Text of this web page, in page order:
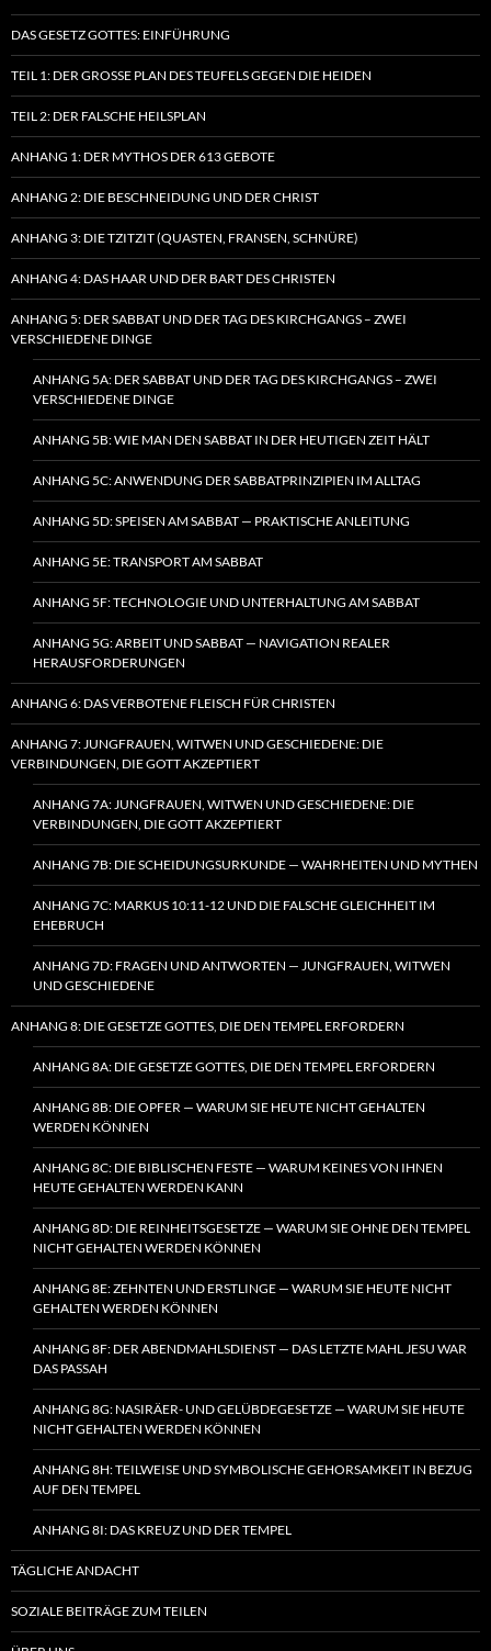
DAS GESETZ GOTTES: EINFÜHRUNG
TEIL 1: DER GROSSE PLAN DES TEUFELS GEGEN DIE HEIDEN
TEIL 2: DER FALSCHE HEILSPLAN
ANHANG 1: DER MYTHOS DER 613 GEBOTE
ANHANG 2: DIE BESCHNEIDUNG UND DER CHRIST
ANHANG 3: DIE TZITZIT (QUASTEN, FRANSEN, SCHNÜRE)
ANHANG 4: DAS HAAR UND DER BART DES CHRISTEN
ANHANG 5: DER SABBAT UND DER TAG DES KIRCHGANGS – ZWEI
VERSCHIEDENE DINGE
ANHANG 5A: DER SABBAT UND DER TAG DES KIRCHGANGS – ZWEI
VERSCHIEDENE DINGE
ANHANG 5B: WIE MAN DEN SABBAT IN DER HEUTIGEN ZEIT HÄLT
ANHANG 5C: ANWENDUNG DER SABBATPRINZIPIEN IM ALLTAG
ANHANG 5D: SPEISEN AM SABBAT — PRAKTISCHE ANLEITUNG
ANHANG 5E: TRANSPORT AM SABBAT
ANHANG 5F: TECHNOLOGIE UND UNTERHALTUNG AM SABBAT
ANHANG 5G: ARBEIT UND SABBAT — NAVIGATION REALER
HERAUSFORDERUNGEN
ANHANG 6: DAS VERBOTENE FLEISCH FÜR CHRISTEN
ANHANG 7: JUNGFRAUEN, WITWEN UND GESCHIEDENE: DIE
VERBINDUNGEN, DIE GOTT AKZEPTIERT
ANHANG 7A: JUNGFRAUEN, WITWEN UND GESCHIEDENE: DIE
VERBINDUNGEN, DIE GOTT AKZEPTIERT
ANHANG 7B: DIE SCHEIDUNGSURKUNDE — WAHRHEITEN UND MYTHEN
ANHANG 7C: MARKUS 10:11-12 UND DIE FALSCHE GLEICHHEIT IM
EHEBRUCH
ANHANG 7D: FRAGEN UND ANTWORTEN — JUNGFRAUEN, WITWEN
UND GESCHIEDENE
ANHANG 8: DIE GESETZE GOTTES, DIE DEN TEMPEL ERFORDERN
ANHANG 8A: DIE GESETZE GOTTES, DIE DEN TEMPEL ERFORDERN
ANHANG 8B: DIE OPFER — WARUM SIE HEUTE NICHT GEHALTEN
WERDEN KÖNNEN
ANHANG 8C: DIE BIBLISCHEN FESTE — WARUM KEINES VON IHNEN
HEUTE GEHALTEN WERDEN KANN
ANHANG 8D: DIE REINHEITSGESETZE — WARUM SIE OHNE DEN TEMPEL
NICHT GEHALTEN WERDEN KÖNNEN
ANHANG 8E: ZEHNTEN UND ERSTLINGE — WARUM SIE HEUTE NICHT
GEHALTEN WERDEN KÖNNEN
ANHANG 8F: DER ABENDMAHLSDIENST — DAS LETZTE MAHL JESU WAR
DAS PASSAH
ANHANG 8G: NASIRÄER- UND GELÜBDEGESETZE — WARUM SIE HEUTE
NICHT GEHALTEN WERDEN KÖNNEN
ANHANG 8H: TEILWEISE UND SYMBOLISCHE GEHORSAMKEIT IN BEZUG
AUF DEN TEMPEL
ANHANG 8I: DAS KREUZ UND DER TEMPEL
TÄGLICHE ANDACHT
SOZIALE BEITRÄGE ZUM TEILEN